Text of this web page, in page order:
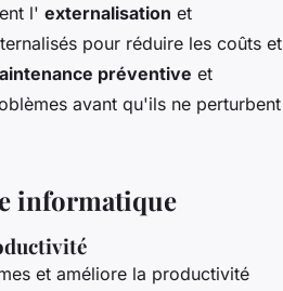
l' externalisation et
pour réduire les coûts et
préventive et
avant qu'ils ne perturbent
informatique
et améliore la productivité